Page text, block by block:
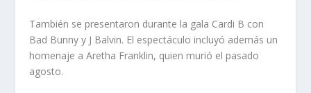
También se presentaron durante la gala Cardi B con
Bad Bunny y J Balvin. El espectáculo incluyó además un
homenaje a Aretha Franklin, quien murió el pasado
agosto.